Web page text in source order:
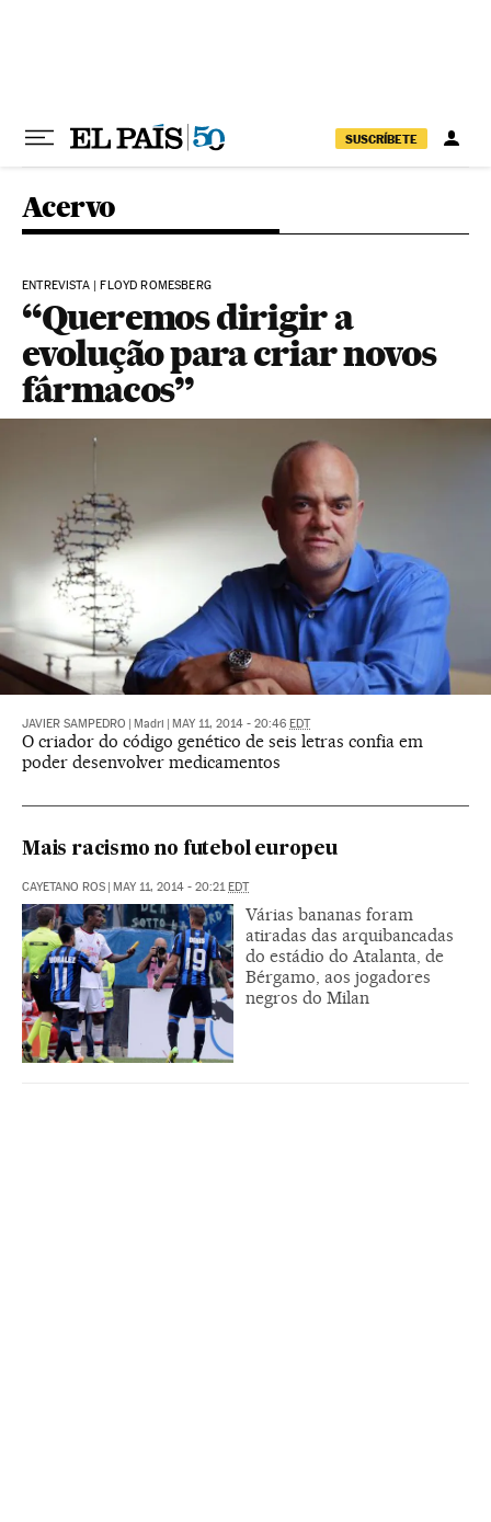
SUSCRÍBETE
Acervo
ENTREVISTA | FLOYD ROMESBERG
“Queremos dirigir a
evolução para criar novos
fármacos”
JAVIER SAMPEDRO Madri MAY 11, 2014 - 20:46 EDT
O criador do código genético de seis letras confia em
poder desenvolver medicamentos
Mais racismo no futebol europeu
CAYETANO ROS MAY 11, 2014 - 20:21 EDT
Várias bananas foram
atiradas das arquibancadas
do estádio do Atalanta, de
Bérgamo, aos jogadores
negros do Milan